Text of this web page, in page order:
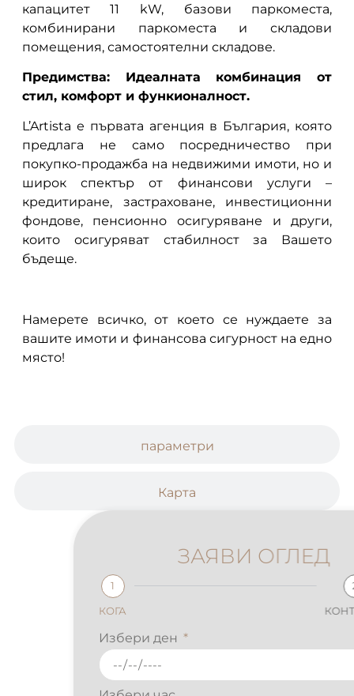
параметри
Карта
капацитет 11 kW, базови паркоместа,
комбинирани паркоместа и складови
помещения, самостоятелни складове.
Предимства: Идеалната комбинация от
стил, комфорт и функионалност.
L’Artista е първата агенция в България, която
предлага не само посредничество при
покупко-продажба на недвижими имоти, но и
широк спектър от финансови услуги –
кредитиране, застраховане, инвестиционни
фондове, пенсионно осигуряване и други,
които осигуряват стабилност за Вашето
бъдеще.
Намерете всичко, от което се нуждаете за
вашите имоти и финансова сигурност на едно
място!
ЗАЯВИ ОГЛЕД
2
КОНТАКТИ
Избери ден